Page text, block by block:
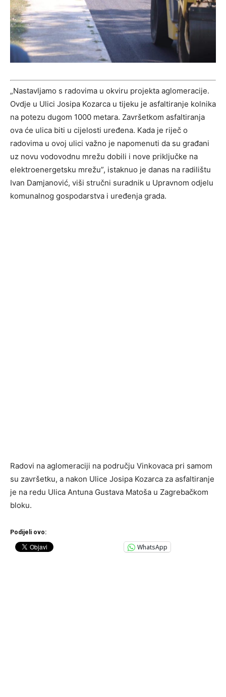
„Nastavljamo s radovima u okviru projekta aglomeracije.
Ovdje u Ulici Josipa Kozarca u tijeku je asfaltiranje kolnika
na potezu dugom 1000 metara. Završetkom asfaltiranja
ova će ulica biti u cijelosti uređena. Kada je riječ o
radovima u ovoj ulici važno je napomenuti da su građani
uz novu vodovodnu mrežu dobili i nove priključke na
elektroenergetsku mrežu”, istaknuo je danas na radilištu
Ivan Damjanović, viši stručni suradnik u Upravnom odjelu
komunalnog gospodarstva i uređenja grada.
Radovi na aglomeraciji na području Vinkovaca pri samom
su završetku, a nakon Ulice Josipa Kozarca za asfaltiranje
je na redu Ulica Antuna Gustava Matoša u Zagrebačkom
bloku.
Podijeli ovo:
WhatsApp